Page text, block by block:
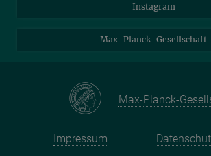
Instagram
Max-Planck-Gesellschaft
Max-Planck-
Impressum